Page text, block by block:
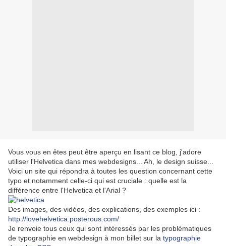
Vous vous en êtes peut être aperçu en lisant ce blog, j'adore
utiliser l'Helvetica dans mes webdesigns... Ah, le design suisse...
Voici un site qui répondra à toutes les question concernant cette
typo et notamment celle-ci qui est cruciale : quelle est la
différence entre l'Helvetica et l'Arial ?
Des images, des vidéos, des explications, des exemples ici :
http://lovehelvetica.posterous.com/
Je renvoie tous ceux qui sont intéressés par les problématiques
de typographie en webdesign à mon billet sur la typographie